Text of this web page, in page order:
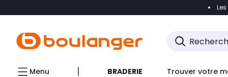
Accéder
Menu BRADERIE Trouver votre